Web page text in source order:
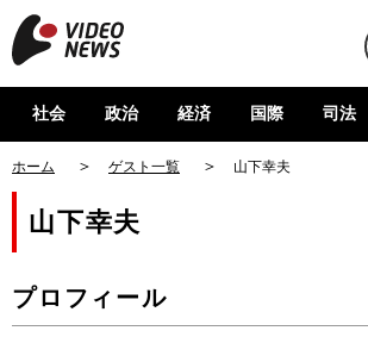
社会 政治 経済 国際 司法
ホーム ゲスト一覧 山下幸夫
山下幸夫
プロフィール